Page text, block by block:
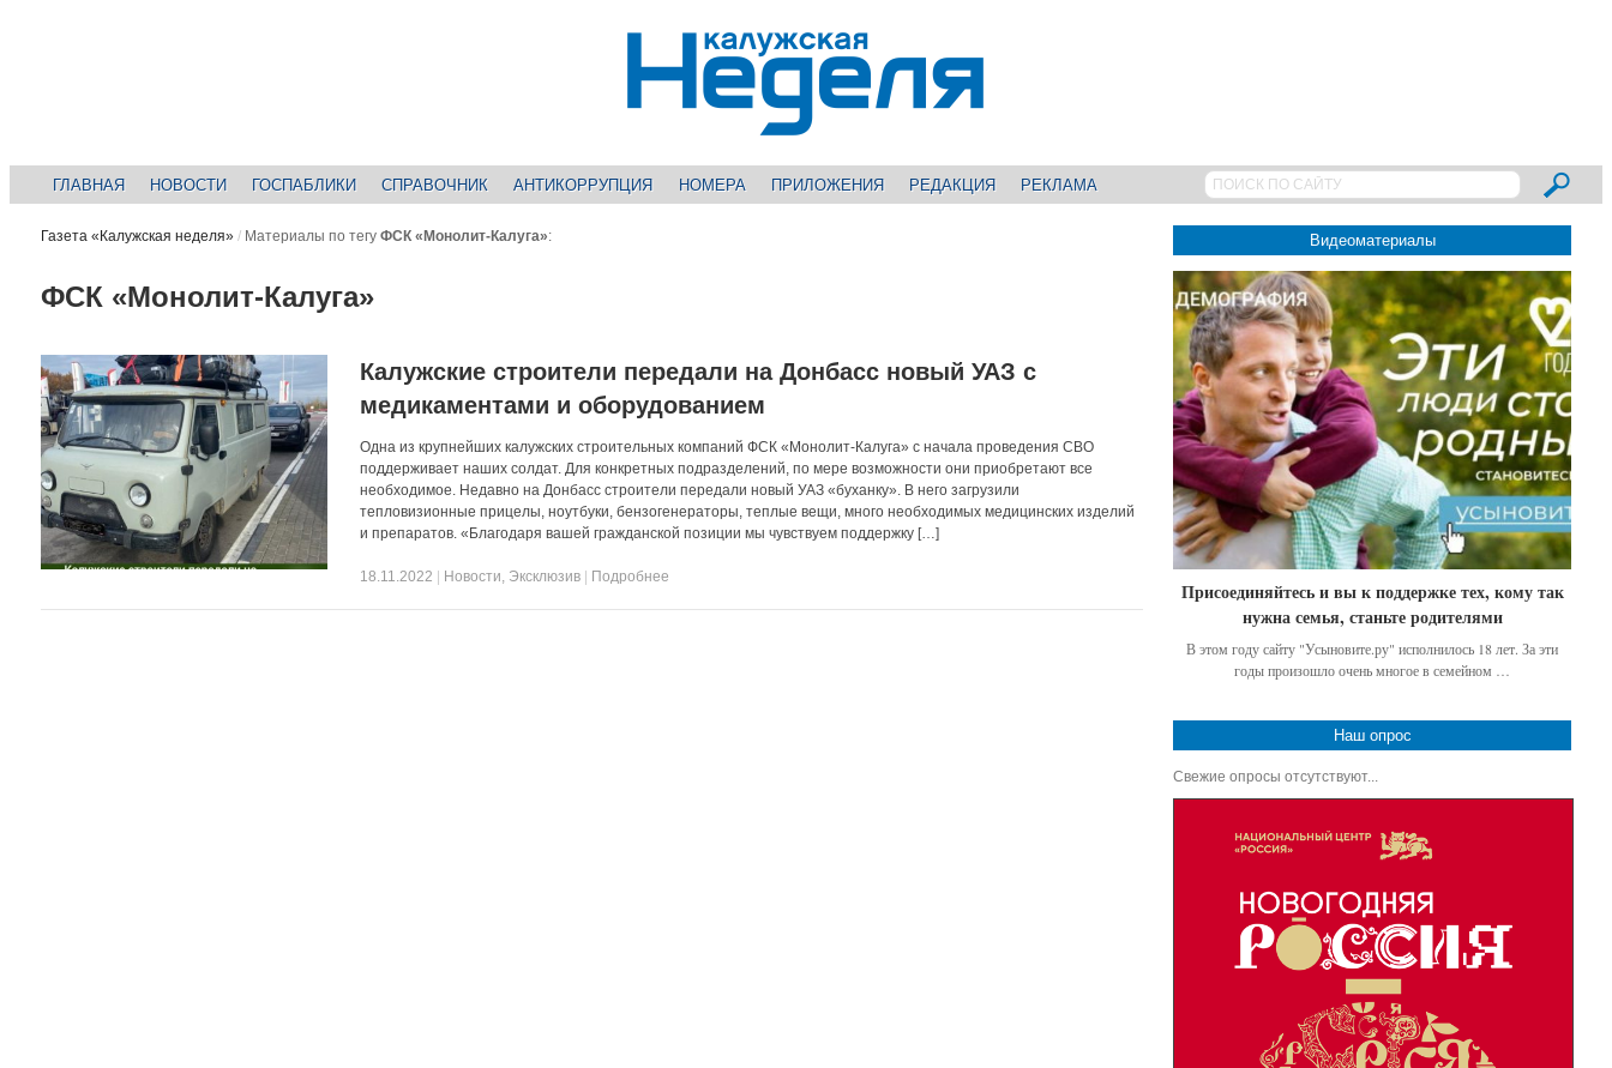
ГЛАВНАЯ НОВОСТИ ГОСПАБЛИКИ СПРАВОЧНИК АНТИКОРРУПЦИЯ НОМЕРА ПРИЛОЖЕНИЯ РЕДАКЦИЯ РЕКЛАМА
Газета «Калужская неделя» / Материалы по тегу ФСК «Монолит-Калуга»:
ФСК «Монолит-Калуга»
Калужские строители передали на Донбасс новый УАЗ с
медикаментами и оборудованием
Одна из крупнейших калужских строительных компаний ФСК «Монолит-Калуга» с начала проведения СВО
поддерживает наших солдат. Для конкретных подразделений, по мере возможности они приобретают все
необходимое. Недавно на Донбасс строители передали новый УАЗ «буханку». В него загрузили
тепловизионные прицелы, ноутбуки, бензогенераторы, теплые вещи, много необходимых медицинских изделий
и препаратов. «Благодаря вашей гражданской позиции мы чувствуем поддержку […]
18.11.2022 Новости, Эксклюзив Подробнее
Видеоматериалы
Присоединяйтесь и вы к поддержке тех, кому так
нужна семья, станьте родителями
В этом году сайту "Усыновите.ру" исполнилось 18 лет. За эти
годы произошло очень многое в семейном …
Наш опрос
Свежие опросы отсутствуют...